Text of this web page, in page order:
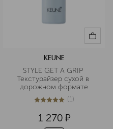
KEUNE
STYLE GET A GRIP
Текстурайзер сухой в
дорожном формате
5из 51 (1)
1 270 ¤